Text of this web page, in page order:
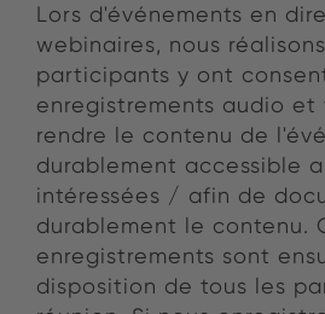
Lors d'événements en
webinaires, nous
participants y ont
enregistrements audio
rendre le contenu de
durablement accessible
intéressées / afin de
durablement le contenu.
enregistrements sont
disposition de tous les